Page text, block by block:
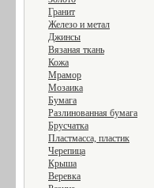
Гранит
Железо и метал
Джинсы
Вязаная ткань
Кожа
Мрамор
Мозаика
Бумага
Разлинованная бумага
Брусчатка
Пластмасса, пластик
Черепица
Крыша
Веревка